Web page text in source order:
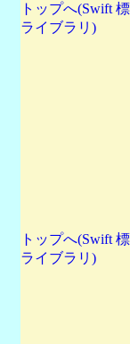
トップへ(Swift
ライブラリ)
トップへ(Swift
ライブラリ)